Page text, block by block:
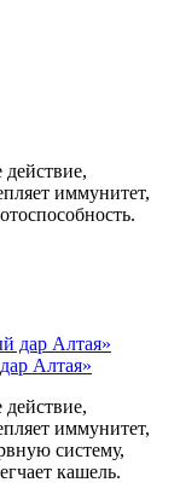
иммунитет,
Алтая»
иммунитет,
систему,
кашель.